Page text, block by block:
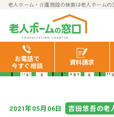
老人ホーム・介護施設の検索は老人ホームの
お電話で
今すぐ相談
資料請求
老人ホームの
2021年05月 06日 吉田悠吾の老